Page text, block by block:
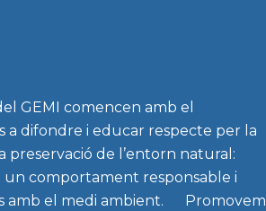
GEMI comencen amb el
a difondre i educar respecte per la
preservació de l’entorn natural:
comportament responsable i
amb el medi ambient. Promovem